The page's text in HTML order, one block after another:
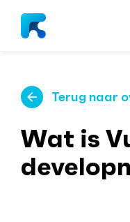
Terug naar
Wat is